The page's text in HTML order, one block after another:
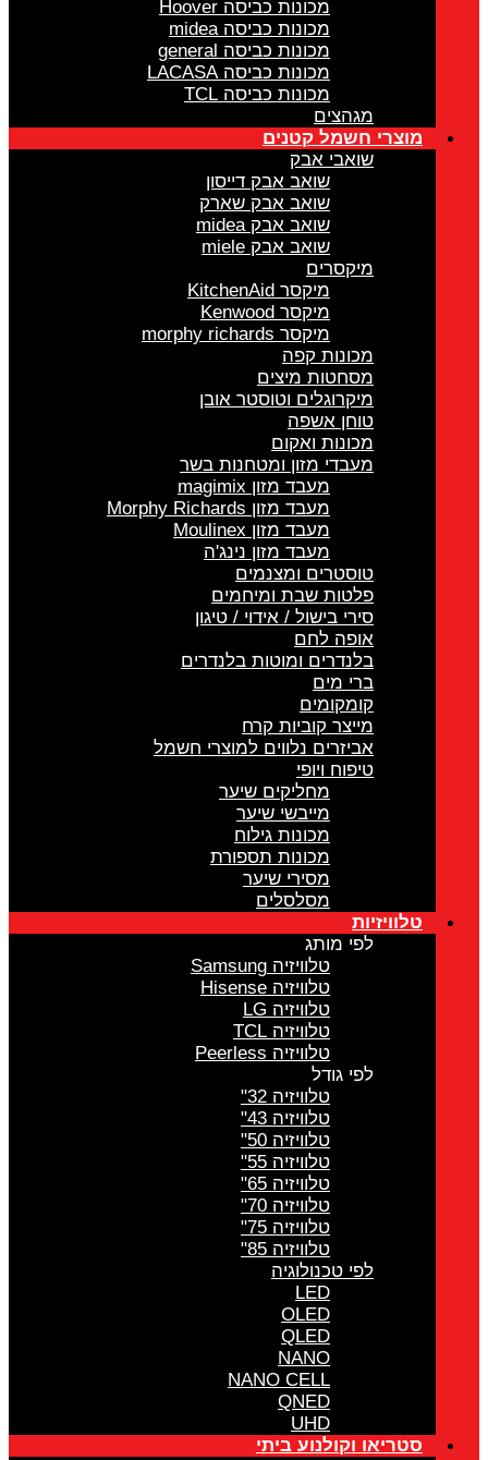
מכונות כביסה Hoover
מכונות כביסה midea
מכונות כביסה general
מכונות כביסה LACASA
מכונות כביסה TCL
מגהצים
מוצרי חשמל קטנים
שואבי אבק
שואב אבק דייסון
שואב אבק שארק
שואב אבק midea
שואב אבק miele
מיקסרים
מיקסר KitchenAid
מיקסר Kenwood
מיקסר morphy richards
מכונות קפה
מסחטות מיצים
מיקרוגלים וטוסטר אובן
טוחן אשפה
מכונות ואקום
מעבדי מזון ומטחנות בשר
מעבד מזון magimix
מעבד מזון Morphy Richards
מעבד מזון Moulinex
מעבד מזון נינג'ה
טוסטרים ומצנמים
פלטות שבת ומיחמים
סירי בישול / אידוי / טיגון
אופה לחם
בלנדרים ומוטות בלנדרים
ברי מים
קומקומים
מייצר קוביות קרח
אביזרים נלווים למוצרי חשמל
טיפוח ויופי
מחליקים שיער
מייבשי שיער
מכונות גילוח
מכונות תספורת
מסירי שיער
מסלסלים
טלוויזיות
לפי מותג
טלוויזיה Samsung
טלוויזיה Hisense
טלוויזיה LG
טלוויזיה TCL
טלוויזיה Peerless
לפי גודל
טלוויזיה 32"
טלוויזיה 43"
טלוויזיה 50"
טלוויזיה 55"
טלוויזיה 65"
טלוויזיה 70"
טלוויזיה 75"
טלוויזיה 85"
לפי טכנולוגיה
LED
OLED
QLED
NANO
NANO CELL
QNED
UHD
סטריאו וקולנוע ביתי